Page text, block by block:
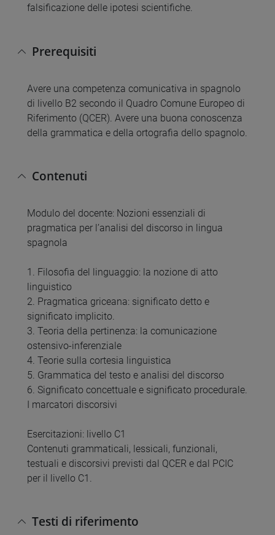
falsificazione delle ipotesi scientifiche.
Prerequisiti
Avere una competenza comunicativa in spagnolo
di livello B2 secondo il Quadro Comune Europeo di
Riferimento (QCER). Avere una buona conoscenza
della grammatica e della ortografia dello spagnolo.
Contenuti
Modulo del docente: Nozioni essenziali di
pragmatica per l’analisi del discorso in lingua
spagnola
1. Filosofia del linguaggio: la nozione di atto
linguistico
2. Pragmatica griceana: significato detto e
significato implicito.
3. Teoria della pertinenza: la comunicazione
ostensivo-inferenziale
4. Teorie sulla cortesia linguistica
5. Grammatica del testo e analisi del discorso
6. Significato concettuale e significato procedurale.
I marcatori discorsivi
Esercitazioni: livello C1
Contenuti grammaticali, lessicali, funzionali,
testuali e discorsivi previsti dal QCER e dal PCIC
per il livello C1.
Testi di riferimento